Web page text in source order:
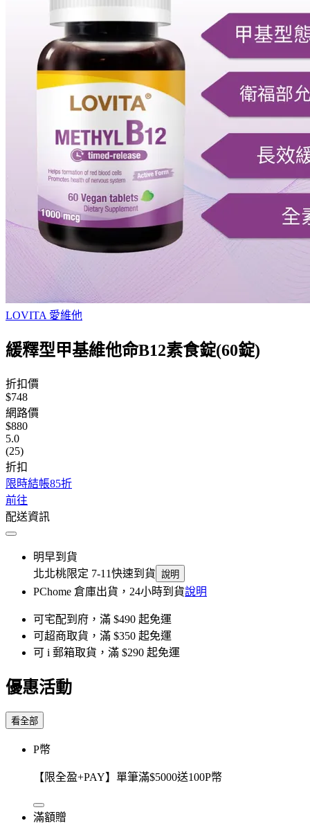
LOVITA 愛維他
緩釋型甲基維他命B12素食錠(60錠)
折扣價
$748
網路價
$880
5.0
(25)
折扣
限時結帳85折
前往
配送資訊
明早到貨
北北桃限定 7-11快速到貨 說明
PChome 倉庫出貨，24小時到貨說明
可宅配到府，滿 $490 起免運
可超商取貨，滿 $350 起免運
可 i 郵箱取貨，滿 $290 起免運
優惠活動
看全部
P幣
【限全盈+PAY】單筆滿$5000送100P幣
滿額贈